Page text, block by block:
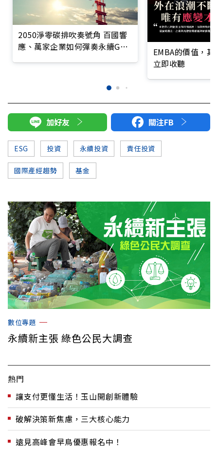
2050淨零碳排吹奏號角 百國響
應、萬家企業如何彈奏永續G大
EMBA的價值，
立即收聽
加好友 關注FB
ESG 投資 永續投資 責任投資
國際產經趨勢 基金
數位專題
永續新主張 綠色公民大調查
熱門
讓支付更懂生活！玉山開創新體驗
破解決策新焦慮，三大核心能力
遠見高峰會早鳥優惠報名中！